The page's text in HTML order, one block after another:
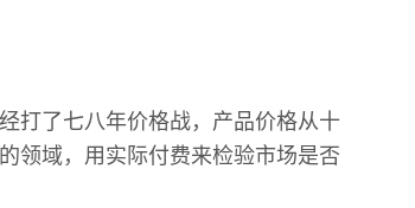
打了七八年价格战，产品价格从十
领域，用实际付费来检验市场是否